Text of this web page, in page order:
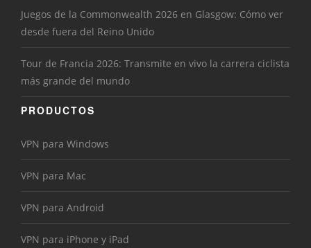
Juegos de la Commonwealth 2026 en Glasgow: Cómo ver
desde fuera del Reino Unido
Tour de Francia 2026: Transmite en vivo la carrera ciclista
más grande del mundo
PRODUCTOS
VPN para Windows
VPN para Mac
VPN para Android
VPN para iPhone y iPad